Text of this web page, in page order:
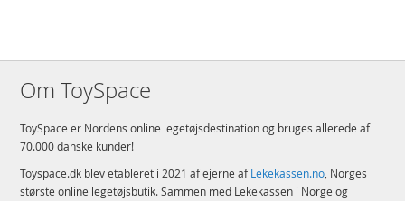
Om ToySpace
ToySpace er Nordens online legetøjsdestination og bruges allerede af
70.000 danske kunder!
Toyspace.dk blev etableret i 2021 af ejerne afLekekassen.no, Norges
største online legetøjsbutik. Sammen med Lekekassen i Norge og